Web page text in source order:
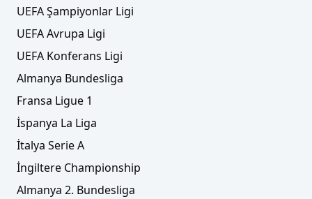
UEFA Şampiyonlar Ligi
UEFA Avrupa Ligi
UEFA Konferans Ligi
Almanya Bundesliga
Fransa Ligue 1
İspanya La Liga
İtalya Serie A
İngiltere Championship
Almanya 2. Bundesliga